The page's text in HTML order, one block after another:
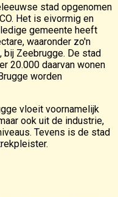
stad opgenomen
Het is eivormig en
gemeente heeft
waaronder zo'n
bij Zeebrugge. De stad
20.000 daarvan wonen
worden
vloeit voornamelijk
ook uit de industrie,
Tevens is de stad